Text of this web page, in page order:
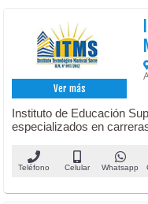
Ver más
Instituto de Educación
especializados en
Teléfono Celular Whatsapp